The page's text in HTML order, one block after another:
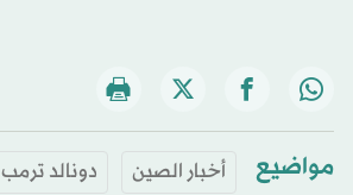
مواضيع أخبار الصين دونالد ترمب